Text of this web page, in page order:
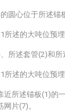
圆心位于所述锚
所述的大吨位预
所述套管(2)和所
所述的大吨位预
近所述锚板(1)的
片(7)。